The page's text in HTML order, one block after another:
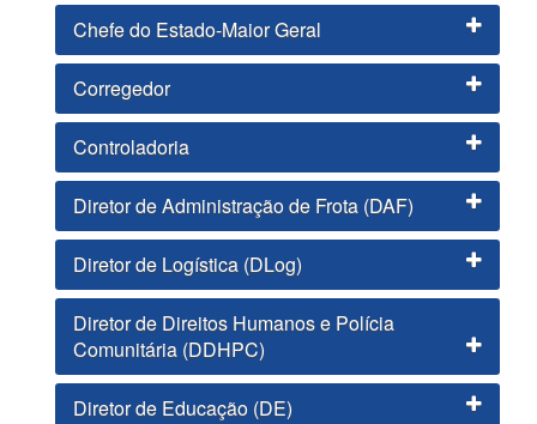
Chefe do Estado-Maior Geral
Corregedor
Controladoria
Diretor de Administração de Frota (DAF)
Diretor de Logística (DLog)
Diretor de Direitos Humanos e Polícia
Comunitária (DDHPC)
Diretor de Educação (DE)